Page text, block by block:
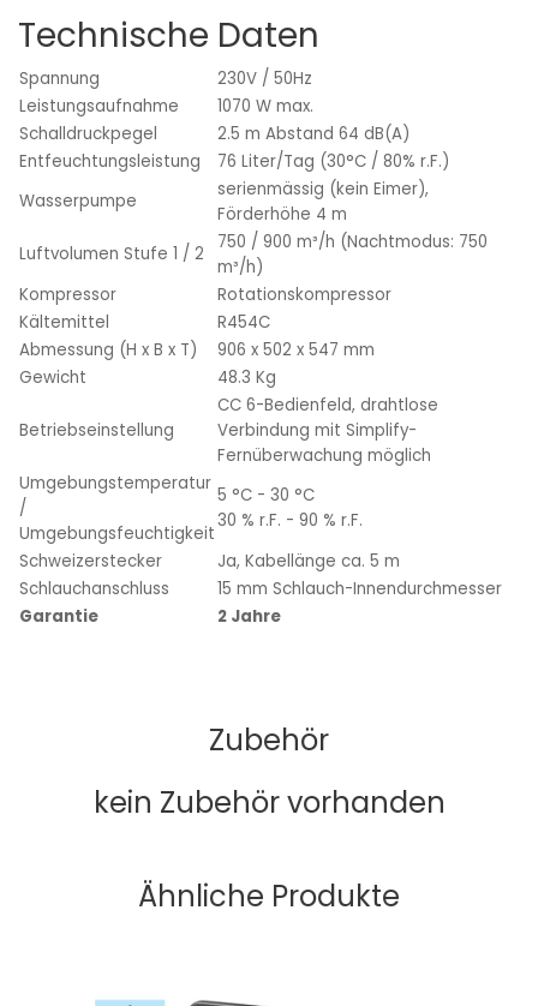
Technische Daten
Spannung
230V / 50Hz
Leistungsaufnahme
1070 W max.
Schalldruckpegel
2.5 m Abstand 64 dB(A)
Entfeuchtungsleistung
76 Liter/Tag (30°C / 80% r.F.)
Wasserpumpe
serienmässig (kein Eimer),
Förderhöhe 4 m
Luftvolumen Stufe 1 / 2
750 / 900 m³/h (Nachtmodus: 750
m³/h)
Kompressor
Rotationskompressor
Kältemittel
R454C
Abmessung (H x B x T)
906 x 502 x 547 mm
Gewicht
48.3 Kg
Betriebseinstellung
CC 6-Bedienfeld, drahtlose
Verbindung mit Simplify-
Fernüberwachung möglich
Umgebungstemperatur
/
Umgebungsfeuchtigkeit
5 °C - 30 °C
30 % r.F. - 90 % r.F.
Schweizerstecker
Ja, Kabellänge ca. 5 m
Schlauchanschluss
15 mm Schlauch-Innendurchmesser
Garantie
2 Jahre
Zubehör
kein Zubehör vorhanden
Ähnliche Produkte